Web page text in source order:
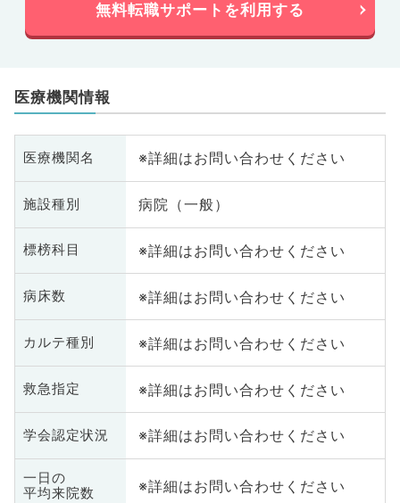
無料転職サポートを利用する
医療機関情報
医療機関名 ※詳細はお問い合わせください
施設種別 病院（一般）
標榜科目 ※詳細はお問い合わせください
病床数 ※詳細はお問い合わせください
カルテ種別 ※詳細はお問い合わせください
救急指定 ※詳細はお問い合わせください
学会認定状況 ※詳細はお問い合わせください
一日の
平均来院数
※詳細はお問い合わせください